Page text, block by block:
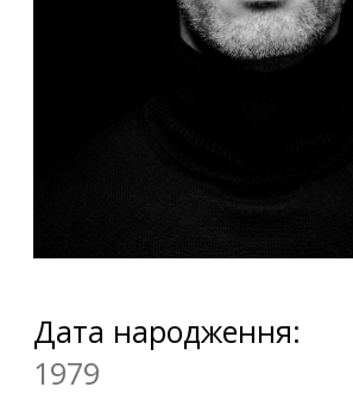
Дата народження:
1979